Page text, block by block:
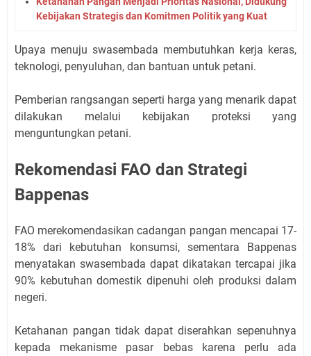
Kebijakan Strategis dan Komitmen Politik yang Kuat
Upaya menuju swasembada membutuhkan kerja keras,
teknologi, penyuluhan, dan bantuan untuk petani.
Pemberian rangsangan seperti harga yang menarik dapat
dilakukan melalui kebijakan proteksi yang
menguntungkan petani.
Rekomendasi FAO dan Strategi
Bappenas
FAO merekomendasikan cadangan pangan mencapai 17-
18% dari kebutuhan konsumsi, sementara Bappenas
menyatakan swasembada dapat dikatakan tercapai jika
90% kebutuhan domestik dipenuhi oleh produksi dalam
negeri.
Ketahanan pangan tidak dapat diserahkan sepenuhnya
kepada mekanisme pasar bebas karena perlu ada